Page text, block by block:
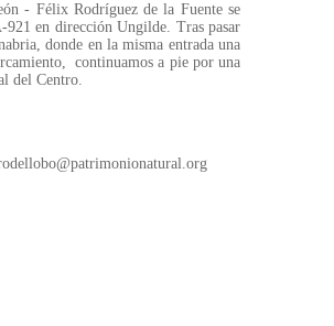
- Félix Rodríguez de la Fuente se
921 en dirección Ungilde. Tras pasar
donde en la misma entrada una
continuamos a pie por una
del Centro.